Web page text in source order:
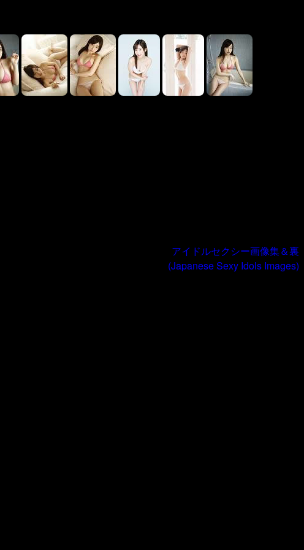
アイドルセクシー画像集＆裏
(Japanese Sexy Idols Images)